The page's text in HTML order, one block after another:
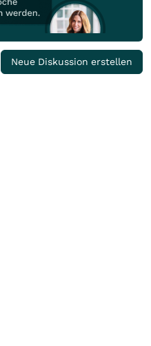
Neue Diskussion erstellen